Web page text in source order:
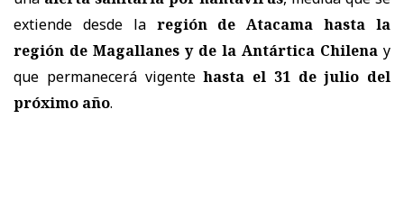
extiende desde la región de Atacama hasta la
región de Magallanes y de la Antártica Chilena y
que permanecerá vigentehasta el 31 de julio del
próximo año.